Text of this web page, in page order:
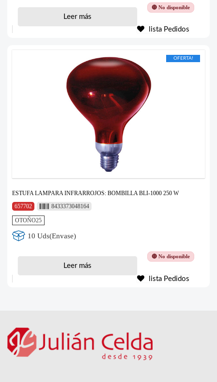
🔴 No disponible
Leer más
lista Pedidos
OFERTA!
ESTUFA LAMPARA INFRARROJOS: BOMBILLA BLI-1000 250 W
657702
8433373048164
OTOÑO25
10 Uds(Envase)
🔴 No disponible
Leer más
lista Pedidos